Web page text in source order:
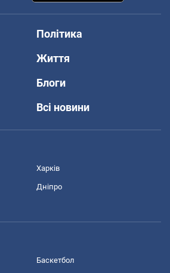
Політика
Життя
Блоги
Всі новини
Харків
Дніпро
Баскетбол